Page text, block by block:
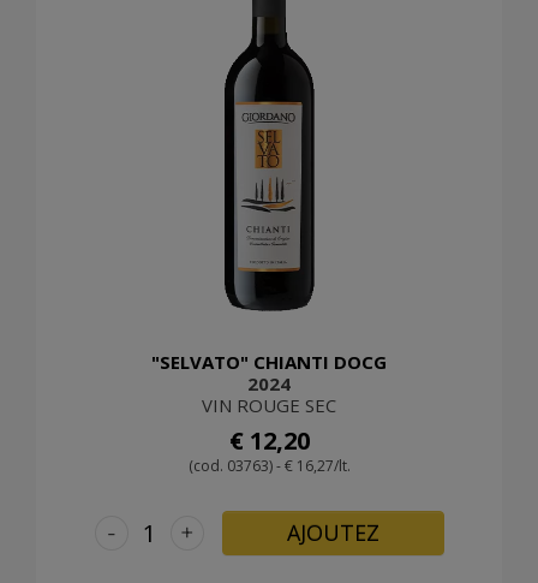
"SELVATO" CHIANTI DOCG
2024
VIN ROUGE SEC
€ 12,20
(cod. 03763) - € 16,27/lt.
+
- AJOUTEZ